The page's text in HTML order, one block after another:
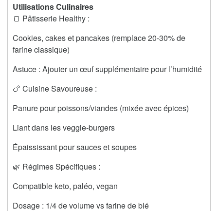
Utilisations Culinaires
🍞 Pâtisserie Healthy :
Cookies, cakes et pancakes (remplace 20-30% de
farine classique)
Astuce : Ajouter un œuf supplémentaire pour l’humidité
🍗 Cuisine Savoureuse :
Panure pour poissons/viandes (mixée avec épices)
Liant dans les veggie-burgers
Épaississant pour sauces et soupes
🌿 Régimes Spécifiques :
Compatible keto, paléo, vegan
Dosage : 1/4 de volume vs farine de blé